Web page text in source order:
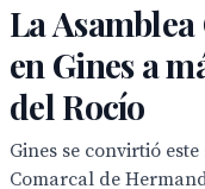
La
en Gines a
del Rocío
Gines se convirtió
Comarcal de